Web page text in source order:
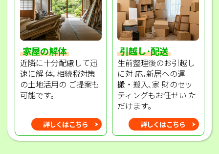
家屋の解体
近隣に十分配慮して迅
速に解 体｡相続税対策
の土地活用の ご提案も
可能です｡
詳しくはこちら
引越し･配送
生前整理後のお引越し
に対 応｡新居への運
搬・搬入､家 財のセッ
ティングもお任せい た
だけます｡
詳しくはこちら